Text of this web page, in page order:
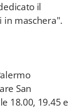
il
in maschera".
San
18.00, 19.45 e